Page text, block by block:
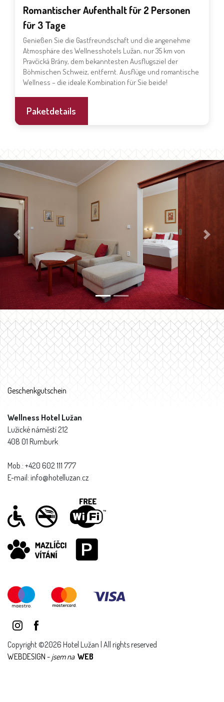
Romantischer Aufenthalt für 2 Personen
für 3 Tage
Genießen Sie die Gastfreundschaft und die angenehme
Atmosphäre des Wellnesshotels Lužan, nur 35 km von
Pravčická Brány, dem bekanntesten Ausflugsziel der
Böhmischen Schweiz, entfernt. Ausflüge und romantische
Wellness – die ideale Kombination für Sie beide!
Paketdetails
Previous Next
Geschenkgutschein
Wellness Hotel Lužan
Lužické náměstí 212
408 01 Rumburk
Mob.: +420 602 111 777
E-mail: info@hotelluzan.cz
Copyright ©2026 Hotel Lužan | All rights reserved
WEBDESIGN - jsem na WEB